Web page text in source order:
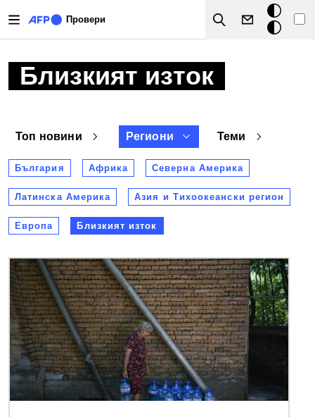
Провери
Search
Тъмен
режим
Близкият изток
Топ новини Региони Теми
България Африка Северна Америка
Латинска Америка Азия и Тихоокеански регион
Европа Близкият изток
Снимка